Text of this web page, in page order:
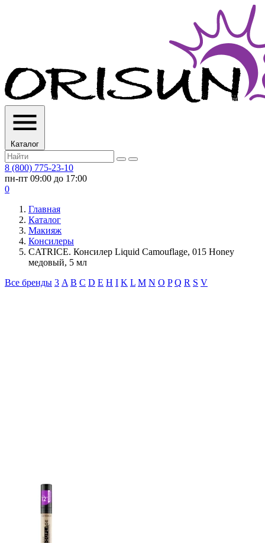
Каталог
8 (800) 775-23-10
пн-пт 09:00 до 17:00
0
Главная
Каталог
Макияж
Консилеры
CATRICE. Консилер Liquid Camouflage, 015 Honey
медовый, 5 мл
Все бренды 3 A B C D E H I K L M N O P Q R S V